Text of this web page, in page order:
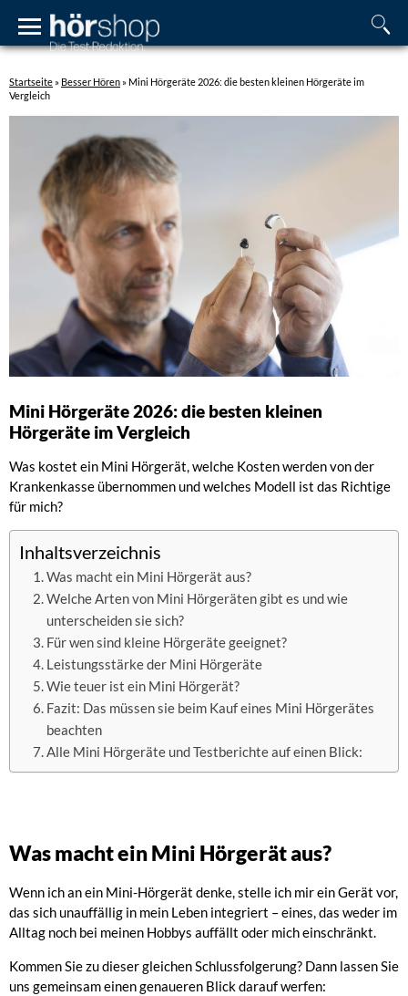
Startseite » Besser Hören » Mini Hörgeräte 2026: die besten kleinen Hörgeräte im
Vergleich
Mini Hörgeräte 2026: die besten kleinen
Hörgeräte im Vergleich
Was kostet ein Mini Hörgerät, welche Kosten werden von der
Krankenkasse übernommen und welches Modell ist das Richtige
für mich?
Inhaltsverzeichnis
Was macht ein Mini Hörgerät aus?
Welche Arten von Mini Hörgeräten gibt es und wie
unterscheiden sie sich?
Für wen sind kleine Hörgeräte geeignet?
Leistungsstärke der Mini Hörgeräte
Wie teuer ist ein Mini Hörgerät?
Fazit: Das müssen sie beim Kauf eines Mini Hörgerätes
beachten
Alle Mini Hörgeräte und Testberichte auf einen Blick:
Was macht ein Mini Hörgerät aus?
Wenn ich an ein Mini-Hörgerät denke, stelle ich mir ein Gerät vor,
das sich unauffällig in mein Leben integriert – eines, das weder im
Alltag noch bei meinen Hobbys auffällt oder mich einschränkt.
Kommen Sie zu dieser gleichen Schlussfolgerung? Dann lassen Sie
uns gemeinsam einen genaueren Blick darauf werfen: